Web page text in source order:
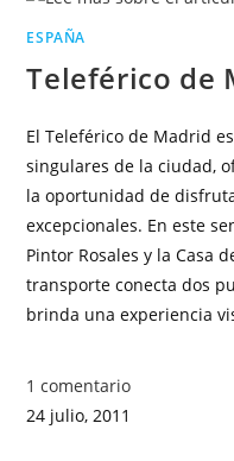
ESPAÑA
Teleférico de
El Teleférico de Madrid
singulares de la ciudad,
la oportunidad de
excepcionales. En este
Pintor Rosales y la Casa
transporte conecta dos
brinda una experiencia
1 comentario
24 julio, 2011